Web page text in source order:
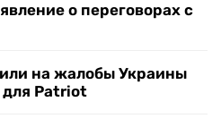
о переговорах с
на жалобы Украины
для Patriot